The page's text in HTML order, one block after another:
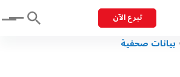
تبرع الآن Menu
بيانات صحفية